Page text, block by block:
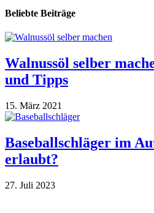
Beliebte Beiträge
Walnussöl selber
und Tipps
15. März 2021
Baseballschläger im
erlaubt?
27. Juli 2023